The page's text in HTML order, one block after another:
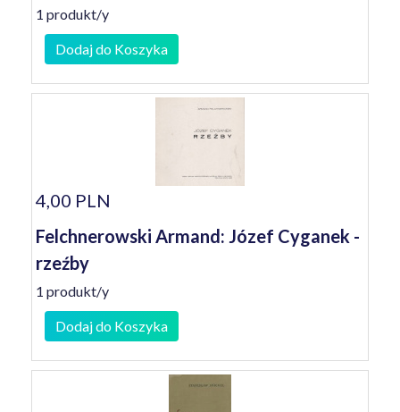
1 produkt/y
Dodaj do Koszyka
4,00 PLN
Felchnerowski Armand: Józef Cyganek -
rzeźby
1 produkt/y
Dodaj do Koszyka